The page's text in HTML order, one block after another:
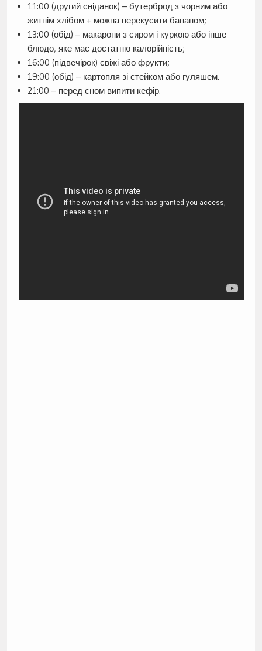
11:00 (другий сніданок) – бутерброд з чорним або
житнім хлібом + можна перекусити бананом;
13:00 (обід) – макарони з сиром і куркою або інше
блюдо, яке має достатню калорійність;
16:00 (підвечірок) свіжі або фрукти;
19:00 (обід) – картопля зі стейком або гуляшем.
21:00 – перед сном випити кефір.